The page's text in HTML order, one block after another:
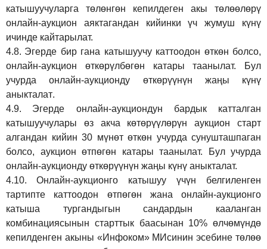
катышуучуларга төлөнгөн кепилдеген акы төлөөлөрү
онлайн-аукцион аяктагандан кийинки үч жумуш күнү
ичинде кайтарылат.
4.8. Эгерде бир гана катышуучу каттоодон өткөн болсо,
онлайн-аукцион өткөрүлбөгөн катары таанылат.
Бул
учурда онлайн-аукционду өткөрүүнүн жаңы күнү
аныкталат.
4.9.
Эгерде онлайн-аукциондун бардык катталган
катышуучулары өз акча көтөрүүлөрүн аукцион старт
алгандан кийин 30 мүнөт өткөн учурда сунушташпаган
болсо, аукцион өтпөгөн катары таанылат. Бул учурда
онлайн-аукционду өткөрүүнүн жаңы күнү аныкталат.
4.10.
Онлайн-аукционго катышуу үчүн белгиленген
тартипте каттоодон өтпөгөн жана онлайн-аукционго
катыша тургандыгын сандардын кааланган
комбинациясынын старттык баасынан 10% өлчөмүндө
кепилденген акыны «Инфоком» МИсинин эсебине төлөө